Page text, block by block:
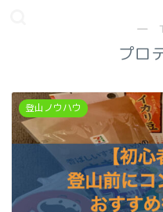
―
プロ
登山ノウハウ